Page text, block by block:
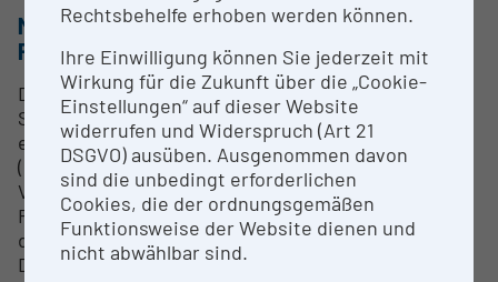
METHODEN & EXPERTISE ZUR
FORSCHUNGSINFRASTRUKTUR
Die Infrastruktur basiert auf der freien und Open
Source Lösung des elektronischen Laborbuchs
eLabFTW, die für alle Angehörigen
(Mitarbeiter*innen sowie Studierende) der JKU zur
Verfügung gestellt wird. Das ELN unterstützt
Forschende im Bereich Data-Stewardship rund um
die Organisation von Forschungsdaten, effektive
Dokumentation und Sicherung in Verbindung mit
Rechtsbehelfe erhoben werden können.
Ihre Einwilligung können Sie jederzeit mit
Wirkung für die Zukunft über die „Cookie-
Einstellungen“ auf dieser Website
widerrufen und Widerspruch (Art 21
DSGVO) ausüben. Ausgenommen davon
sind die unbedingt erforderlichen
Cookies, die der ordnungsgemäßen
Funktionsweise der Website dienen und
nicht abwählbar sind.